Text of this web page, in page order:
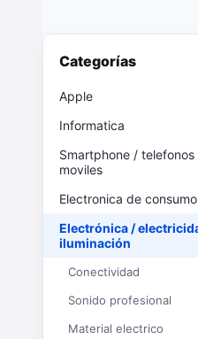
Categorías
Apple
Informatica
Smartphone / telefonos
moviles
Electronica de consumo
Electrónica / electricidad /
iluminación
Conectividad
Sonido profesional
Material electrico